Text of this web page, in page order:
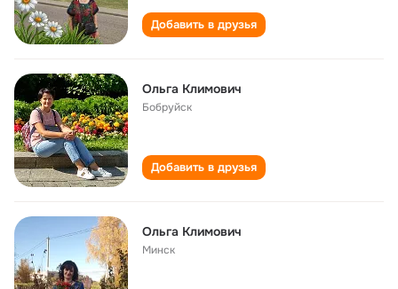
Добавить в друзья
Ольга Климович
Бобруйск
Добавить в друзья
Ольга Климович
Минск